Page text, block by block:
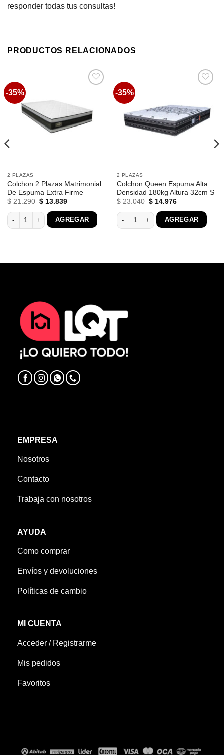
responder todas tus consultas!
PRODUCTOS RELACIONADOS
-35%
2 PLAZAS
Colchon 2 Plazas Matrimonial
De Espuma Extra Firme
$21.290 El
original
era:
$ 21.290.
$13.839El
es:
$ 13.839.
Colchon 2 Plazas Matrimonial De Espuma Extra Firme cantidad
AGREGAR
-35%
2 PLAZAS
Colchon Queen Espuma Alta
Densidad 180kg Altura 32cm S
$23.040 El
original
era:
$ 23.040.
$14.976El
es:
$ 14.976.
Colchon Queen Espuma Alta
AGREGAR
Espuma cantidad
EMPRESA
Nosotros
Contacto
Trabaja con nosotros
AYUDA
Como comprar
Envíos y devoluciones
Políticas de cambio
MI CUENTA
Acceder / Registrarme
Mis pedidos
Favoritos